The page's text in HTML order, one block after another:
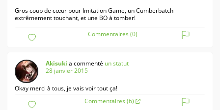
Gros coup de cœur pour Imitation Game, un Cumberbatch
extrêmement touchant, et une BO à tomber!
Commentaires (0)
Akisuki a commenté un statut
28 janvier 2015
Okay merci à tous, je vais voir tout ça!
Commentaires (6)